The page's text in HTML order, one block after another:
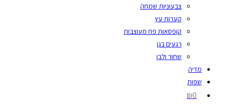
צבעוניות שמחה
קערות עץ
קופסאות פח מעוצבות
רגעים בגן
שחור ולבן
מדיה
שפות
₪0